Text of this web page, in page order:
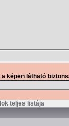
a képen látható
teljes listája